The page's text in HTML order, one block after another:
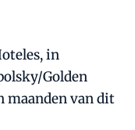
in
Golden
maanden van dit